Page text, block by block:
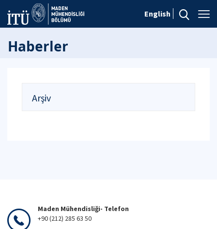
English
Haberler
Arşiv
Maden Mühendisliği- Telefon
+90 (212) 285 63 50